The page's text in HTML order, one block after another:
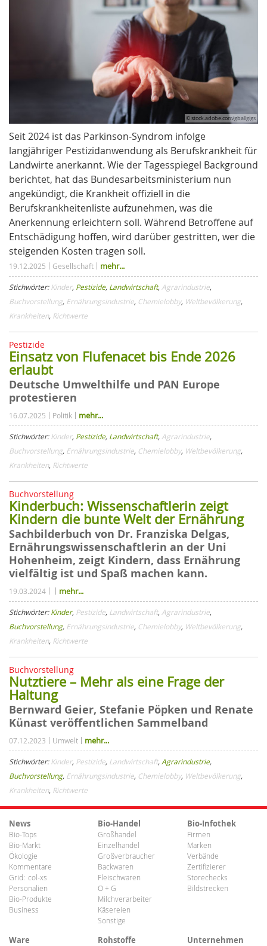
© stock.adobe.com/gballgigs
Seit 2024 ist das Parkinson-Syndrom infolge
langjähriger Pestizidanwendung als Berufskrankheit für
Landwirte anerkannt. Wie der Tagesspiegel Background
berichtet, hat das Bundesarbeitsministerium nun
angekündigt, die Krankheit offiziell in die
Berufskrankheitenliste aufzunehmen, was die
Anerkennung erleichtern soll. Während Betroffene auf
Entschädigung hoffen, wird darüber gestritten, wer die
steigenden Kosten tragen soll.
19.12.2025 Gesellschaft mehr...
Stichwörter:Kinder, Pestizide, Landwirtschaft,Agrarindustrie,
Buchvorstellung, Ernährungsindustrie, Chemielobby, Weltbevölkerung,
Krankheiten, Richtwerte
Pestizide
Einsatz von Flufenacet bis Ende 2026
erlaubt
Deutsche Umwelthilfe und PAN Europe
protestieren
16.07.2025 Politik mehr...
Stichwörter:Kinder, Pestizide, Landwirtschaft,Agrarindustrie,
Buchvorstellung, Ernährungsindustrie, Chemielobby, Weltbevölkerung,
Krankheiten, Richtwerte
Buchvorstellung
Kinderbuch: Wissenschaftlerin zeigt
Kindern die bunte Welt der Ernährung
Sachbilderbuch von Dr. Franziska Delgas,
Ernährungswissenschaftlerin an der Uni
Hohenheim, zeigt Kindern, dass Ernährung
vielfältig ist und Spaß machen kann.
19.03.2024 mehr...
Stichwörter:Kinder, Pestizide, Landwirtschaft,Agrarindustrie,
Buchvorstellung, Ernährungsindustrie, Chemielobby, Weltbevölkerung,
Krankheiten, Richtwerte
Buchvorstellung
Nutztiere – Mehr als eine Frage der
Haltung
Bernward Geier, Stefanie Pöpken und Renate
Künast veröffentlichen Sammelband
07.12.2023 Umwelt mehr...
Stichwörter:Kinder, Pestizide, Landwirtschaft,Agrarindustrie,
Buchvorstellung, Ernährungsindustrie, Chemielobby, Weltbevölkerung,
Krankheiten, Richtwerte
News
Bio-Tops
Bio-Markt
Ökologie
Kommentare
Grid: col-xs
Personalien
Bio-Produkte
Business
Bio-Handel
Großhandel
Einzelhandel
Großverbraucher
Backwaren
Fleischwaren
O + G
Milchverarbeiter
Käsereien
Sonstige
Bio-Infothek
Firmen
Marken
Verbände
Zertifizierer
Storechecks
Bildstrecken
Ware Rohstoffe Unternehmen